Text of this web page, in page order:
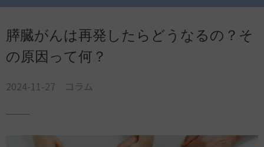
膵臓がんは再発したらどうなるの？そ
の原因って何？
2024-11-27 コラム